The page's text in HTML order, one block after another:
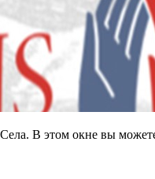
В этом окне вы